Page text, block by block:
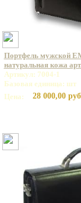
Портфель мужской
натуральная кожа
Артикул: 7004-1
Базовая единица: шт
Цена:
28 000,00